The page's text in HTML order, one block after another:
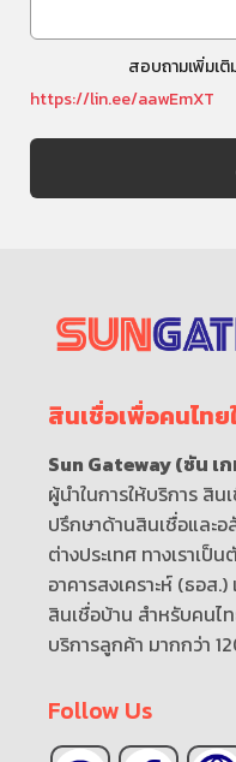
สอบถามเพิ่มเติ
https://lin.ee/aawEmXT
สินเชื่อเพื่อคนไทย
Sun Gateway (ซัน เ
ผู้นำในการให้บริการ สิน
ปรึกษาด้านสินเชื่อและ
ต่างประเทศ ทางเราเป็
อาคารสงเคราะห์ (ธอส
สินเชื่อบ้าน สำหรับคนไ
บริการลูกค้า มากกว่า
Follow Us